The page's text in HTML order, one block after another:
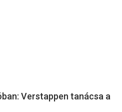
Verstappen tanácsa a